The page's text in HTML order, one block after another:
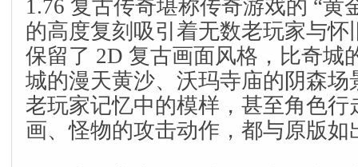
1.76 复古传奇堪称传奇游戏的 “黄
的高度复刻吸引着无数老玩家与怀
保留了 2D 复古画面风格，比奇城
城的漫天黄沙、沃玛寺庙的阴森场
老玩家记忆中的模样，甚至角色行
画、怪物的攻击动作，都与原版如